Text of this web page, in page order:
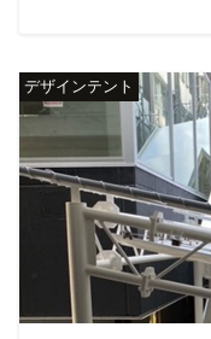
デザインテント